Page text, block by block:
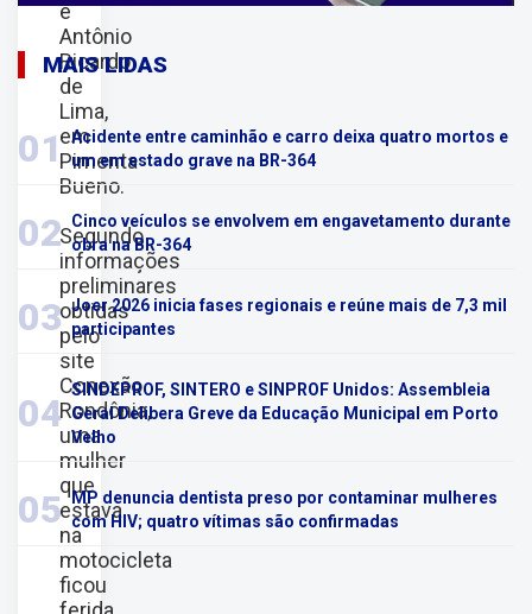
e
Antônio
Ricardo
de
Lima,
em
Pimenta
Bueno.
Segundo
informações
preliminares
obtidas
pelo
site
Conexão
Rondônia,
uma
mulher
que
estava
na
motocicleta
ficou
MAIS LIDAS
01 Acidente entre caminhão e carro deixa quatro mortos e
um em estado grave na BR-364
02 Cinco veículos se envolvem em engavetamento durante
obra na BR-364
03 Joer 2026 inicia fases regionais e reúne mais de 7,3 mil
participantes
04
SINDEPROF, SINTERO e SINPROF Unidos: Assembleia
Geral Delibera Greve da Educação Municipal em Porto
Velho
05
MP denuncia dentista preso por contaminar mulheres
com HIV; quatro vítimas são confirmadas